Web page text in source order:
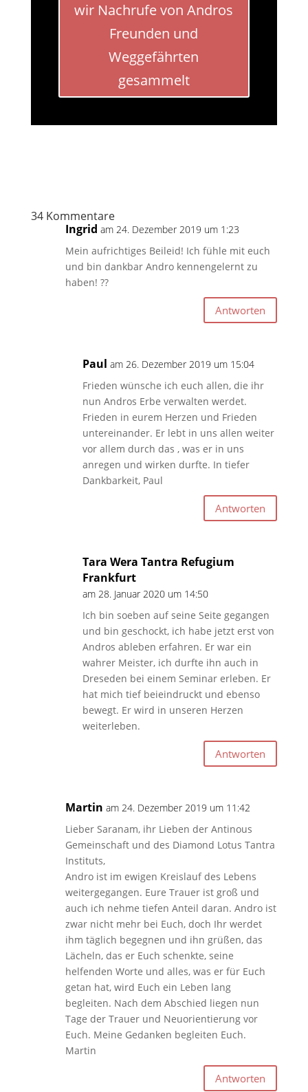
wir Nachrufe von Andros
Freunden und
Weggefährten
gesammelt
34 Kommentare
Ingrid am 24. Dezember 2019 um 1:23
Mein aufrichtiges Beileid! Ich fühle mit euch
und bin dankbar Andro kennengelernt zu
haben! ??
Antworten
Paul am 26. Dezember 2019 um 15:04
Frieden wünsche ich euch allen, die ihr
nun Andros Erbe verwalten werdet.
Frieden in eurem Herzen und Frieden
untereinander. Er lebt in uns allen weiter
vor allem durch das , was er in uns
anregen und wirken durfte. In tiefer
Dankbarkeit, Paul
Antworten
Tara Wera Tantra Refugium
Frankfurt
am 28. Januar 2020 um 14:50
Ich bin soeben auf seine Seite gegangen
und bin geschockt, ich habe jetzt erst von
Andros ableben erfahren. Er war ein
wahrer Meister, ich durfte ihn auch in
Dreseden bei einem Seminar erleben. Er
hat mich tief beieindruckt und ebenso
bewegt. Er wird in unseren Herzen
weiterleben.
Antworten
Martin am 24. Dezember 2019 um 11:42
Lieber Saranam, ihr Lieben der Antinous
Gemeinschaft und des Diamond Lotus Tantra
Instituts,
Andro ist im ewigen Kreislauf des Lebens
weitergegangen. Eure Trauer ist groß und
auch ich nehme tiefen Anteil daran. Andro ist
zwar nicht mehr bei Euch, doch Ihr werdet
ihm täglich begegnen und ihn grüßen, das
Lächeln, das er Euch schenkte, seine
helfenden Worte und alles, was er für Euch
getan hat, wird Euch ein Leben lang
begleiten. Nach dem Abschied liegen nun
Tage der Trauer und Neuorientierung vor
Euch. Meine Gedanken begleiten Euch.
Martin
Antworten